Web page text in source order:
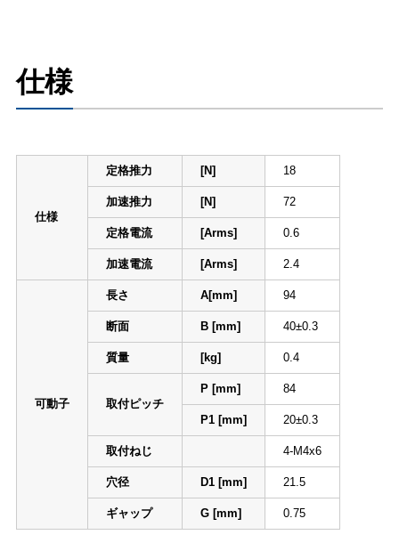
仕様
仕様
定格推力 [N] 18
加速推力 [N] 72
定格電流 [Arms] 0.6
加速電流 [Arms] 2.4
可動子
長さ A[mm] 94
断面 B [mm] 40±0.3
質量 [kg] 0.4
取付ピッチ
P [mm] 84
P1 [mm] 20±0.3
取付ねじ 4-M4x6
穴径 D1 [mm] 21.5
ギャップ G [mm] 0.75